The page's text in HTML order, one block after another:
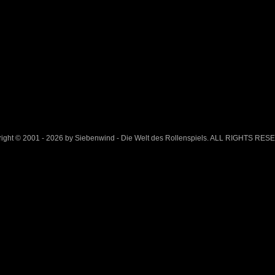
© 2001 - 2026 by Siebenwind - Die Welt des Rollenspiels. ALL RIGHTS